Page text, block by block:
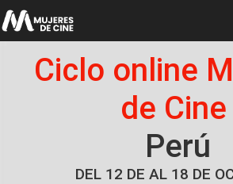
Ciclo online
de Cine
Perú
DEL 12 DE AL 18 DE